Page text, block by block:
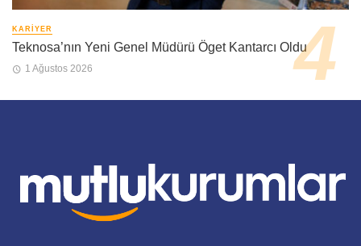
KARIYER
Teknosa’nın Yeni Genel Müdürü Öget Kantarcı Oldu
1 Ağustos 2026